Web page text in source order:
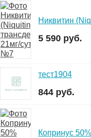
Никвитин
5 590 руб.
тест1904
844 руб.
Копринус